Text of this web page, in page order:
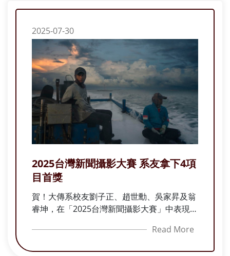
影是我人生中最勇敢的一件事。我想透過這個
每一個人。」他也將這份榮耀獻給生命中最重
要的家人：媽媽、爸爸與姊姊，以及全體工作
人員和演員，表達最深的感謝與情感連結。
2025-07-30
2025台灣新聞攝影大賽 系友拿下4項
目首獎
賀！大傳系校友劉子正、趙世勳、吳家昇及翁
睿坤，在「2025台灣新聞攝影大賽」中表現亮
就讀淡江時期均曾參與大傳系四大實習媒體之
Read More